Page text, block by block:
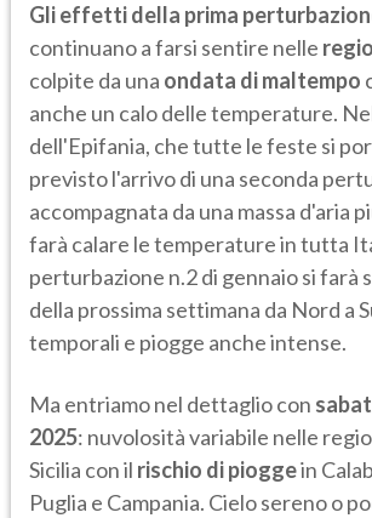
Gli effetti della prima
continuano a farsi sentire nelle
colpite da una ondata di maltempo
anche un calo delle temperature.
dell'Epifania, che tutte le feste si
previsto l'arrivo di una seconda
accompagnata da una massa d'aria
farà calare le temperature in tutta
perturbazione n.2 di gennaio si farà
della prossima settimana da Nord a
temporali e piogge anche intense.
Ma entriamo nel dettaglio con
2025: nuvolosità variabile nelle
Sicilia con il rischio di pioggein
Puglia e Campania. Cielo sereno o